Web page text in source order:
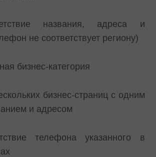
названия, адреса и
не соответствует региону)
бизнес-категория
бизнес-страниц с одним
и адресом
телефона указанного в